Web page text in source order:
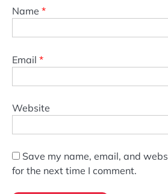
Name *
Email *
Website
Save my name, email, and
for the next time I comment.